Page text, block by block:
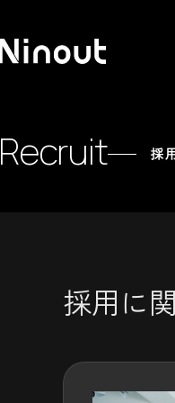
Recruit 採
採用に